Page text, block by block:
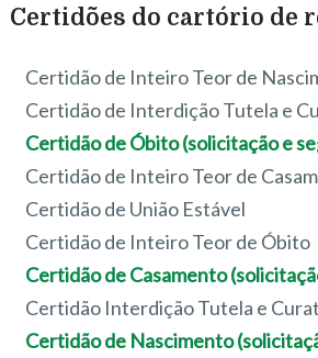
Certidões do cartório de
Certidão de Inteiro Teor de
Certidão de Interdição Tutela e
Certidão de Óbito (solicitação e
Certidão de Inteiro Teor de
Certidão de União Estável
Certidão de Inteiro Teor de Óbito
Certidão de Casamento
Certidão Interdição Tutela e
Certidão de Nascimento